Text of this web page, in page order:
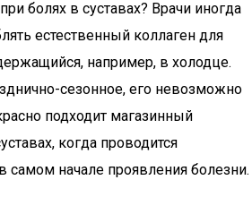
болях в суставах? Врачи иногда
естественный коллаген для
например, в холодце.
сезонное, его невозможно
подходит магазинный
когда проводится
самом начале проявления болезни.